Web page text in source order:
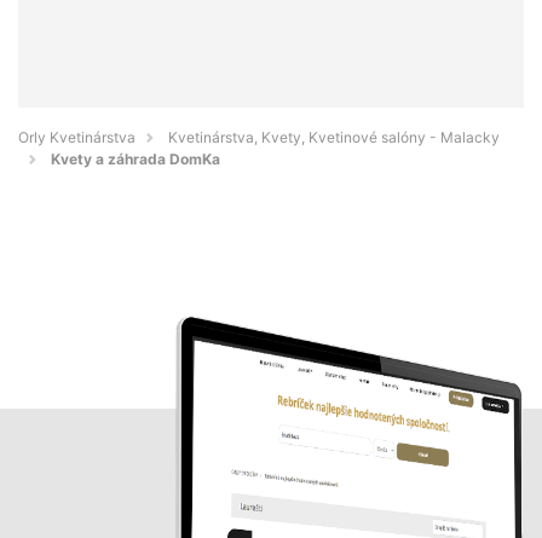
Orly Kvetinárstva
Kvetinárstva, Kvety, Kvetinové salóny - Malacky
Kvety a záhrada DomKa